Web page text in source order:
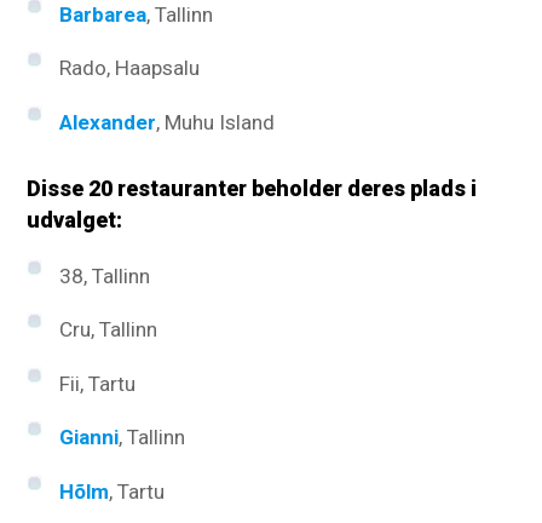
Barbarea, Tallinn
Rado, Haapsalu
Alexander, Muhu Island
Disse 20 restauranter beholder deres plads i
udvalget:
38, Tallinn
Cru, Tallinn
Fii, Tartu
Gianni, Tallinn
Hõlm, Tartu